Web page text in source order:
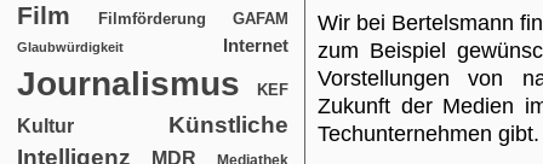
Film Filmförderung GAFAM
Glaubwürdigkeit Internet
Journalismus KEF
Kultur
Künstliche
Intelligenz
MDR Mediathek
Wir bei Bertelsmann
zum Beispiel
Vorstellungen von
Zukunft der Medien
Techunternehmen